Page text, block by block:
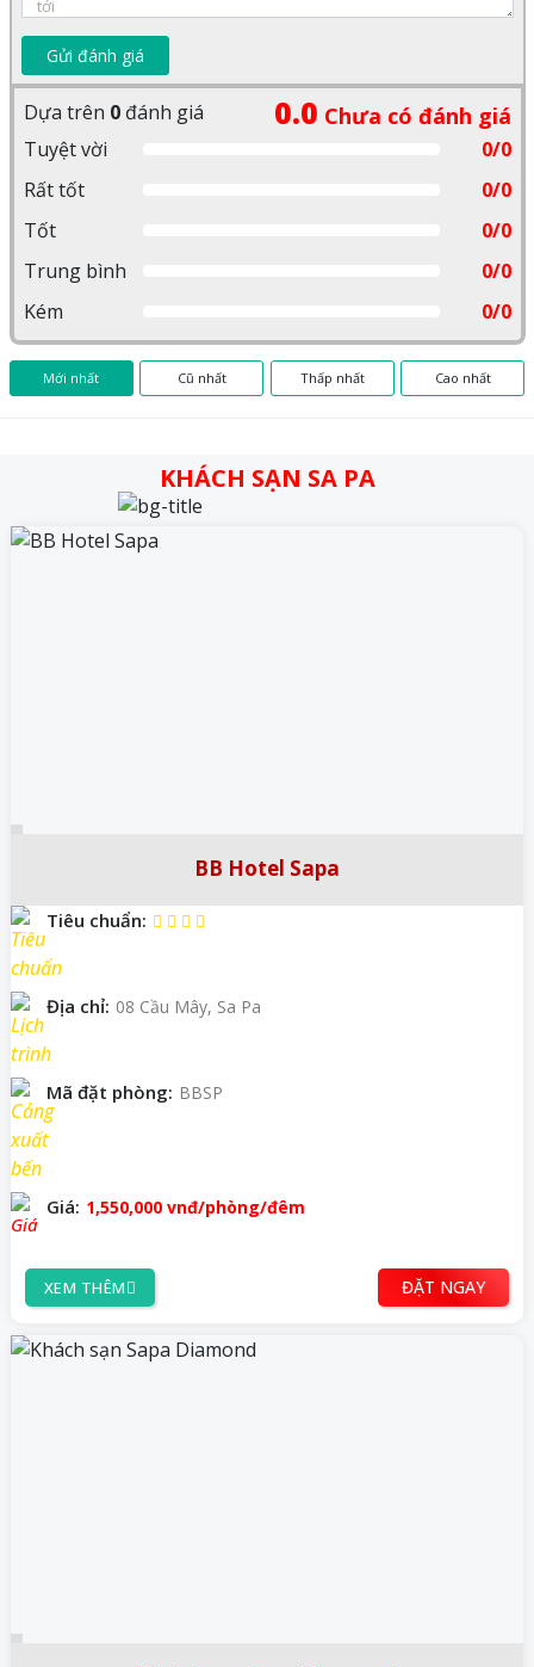
Gửi đánh giá
Dựa trên 0đánh giá 0.0 Chưa có đánh giá
Tuyệt vời
0/0
Rất tốt
0/0
Tốt
0/0
Trung bình
0/0
Kém
0/0
Mới nhất Cũ nhất Thấp nhất Cao nhất
KHÁCH SẠN SA PA
BB Hotel Sapa
Tiêu chuẩn:
Địa chỉ: 08 Cầu Mây, Sa Pa
Mã đặt phòng: BBSP
Giá: 1,550,000 vnđ/phòng/đêm
XEM THÊM ĐẶT NGAY